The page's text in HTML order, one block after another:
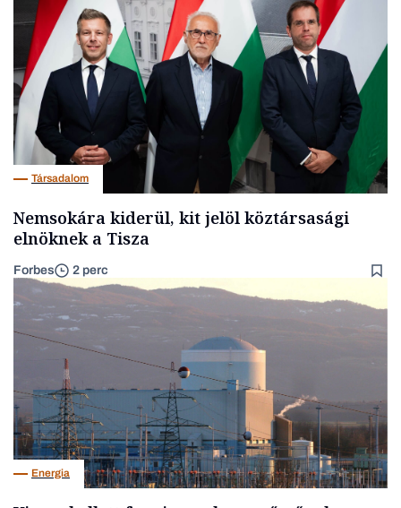
Társadalom
Nemsokára kiderül, kit jelöl köztársasági
elnöknek a Tisza
Forbes 2 perc
Energia